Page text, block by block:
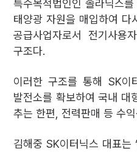
특수목적법인인 솔라닉스
태양광 자원을 매입하여 다
공급사업자로서 전기사용
구조다.
이러한 구조를 통해 SK이
발전소를 확보하여 국내 대
추는 한편, 전력판매 등 수
김해중 SK이터닉스 대표는